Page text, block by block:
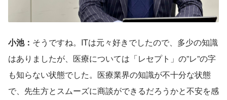
小池： そうですね。ITは元々好きでしたので、多少の知識
はありましたが、医療については「レセプト」の”レ”の字
も知らない状態でした。医療業界の知識が不十分な状態
で、先生方とスムーズに商談ができるだろうかと不安を感